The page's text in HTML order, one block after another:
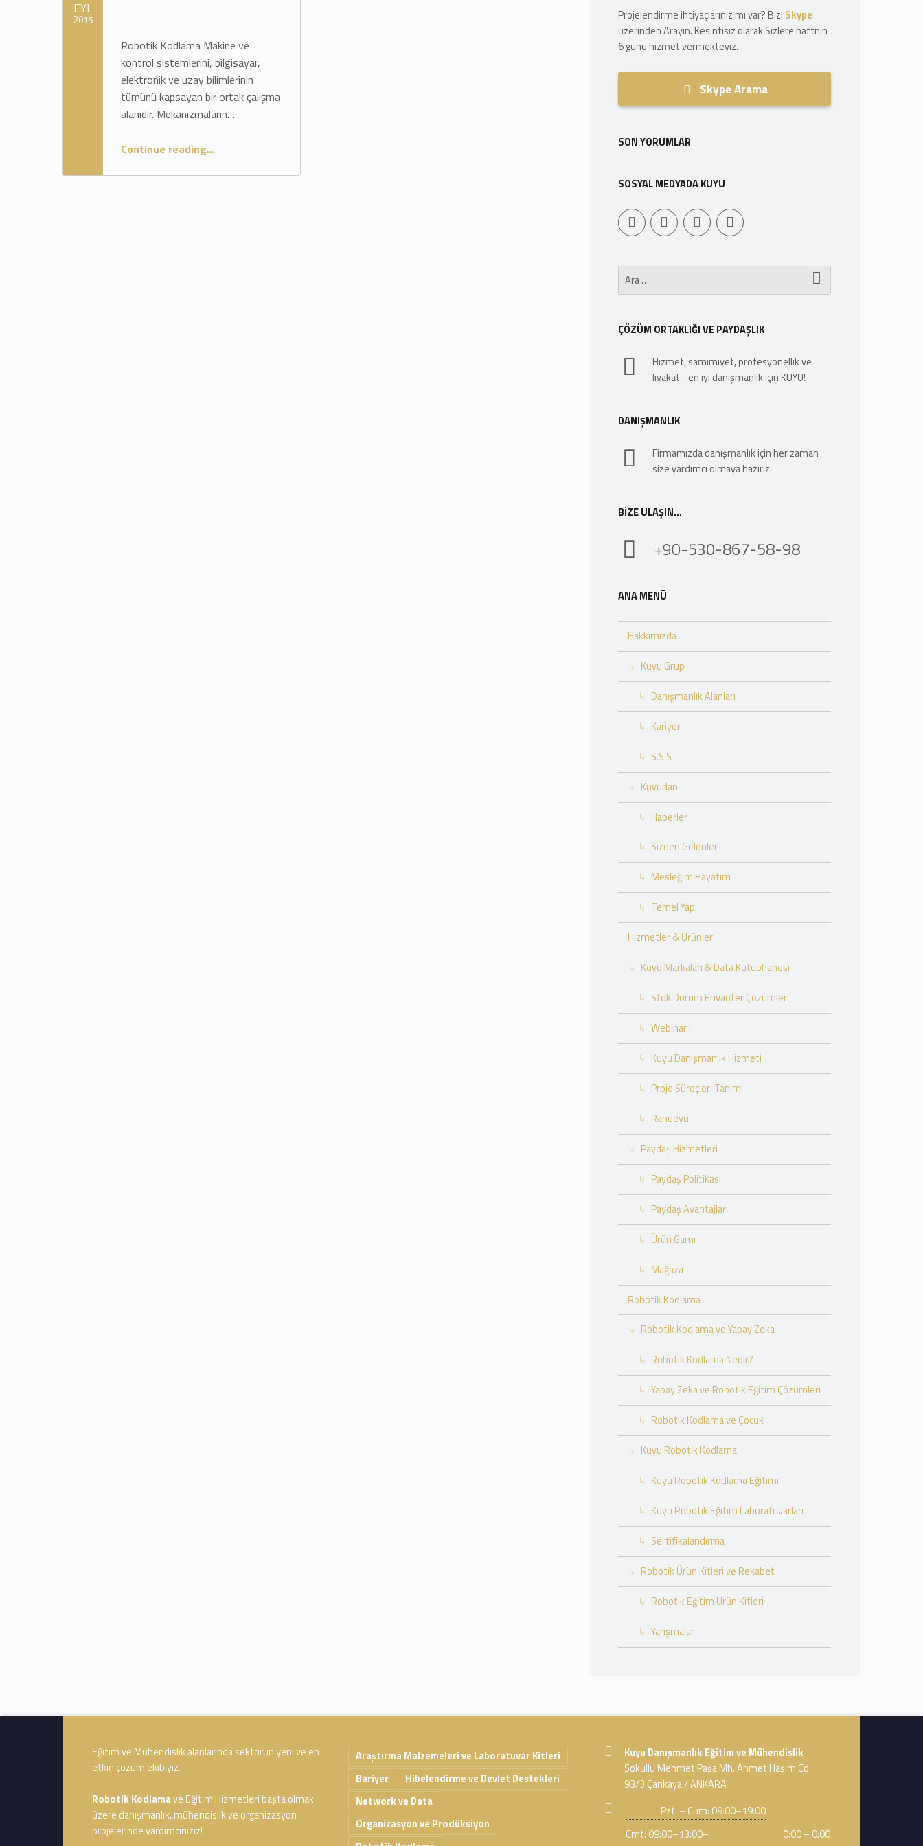
:
Robotik Kodlama Makine ve
kontrol sistemlerini, bilgisayar,
elektronik ve uzay bilimlerinin
tümünü kapsayan bir ortak çalışma
alanıdır. Mekanizmaların…
Continue reading…
EYL
2015 Projelendirme ihtiyaçlarınız mı var? Bizi Skype
üzerinden Arayın. Kesintisiz olarak Sizlere haftnın
6 günü hizmet vermekteyiz.
Skype Arama
SON YORUMLAR
SOSYAL MEDYADA KUYU
WebMan on Facebook
YoutubeWebMan DesignSepet
Arama:
ÇÖZÜM ORTAKLIĞI VE PAYDAŞLIK
Hizmet, samimiyet, profesyonellik ve
liyakat - en iyi danışmanlık için KUYU!
DANIŞMANLIK
Firmamızda danışmanlık için her zaman
size yardımcı olmaya hazırız.
BIZE ULAŞIN…
+90-530-867-58-98
ANA MENÜ
Hakkımızda
Kuyu Grup
Danışmanlık Alanları
Kariyer
S.S.S
Kuyudan
Haberler
Sizden Gelenler
Mesleğim Hayatım
Temel Yapı
Hizmetler & Ürünler
Kuyu Markaları & Data Kütüphanesi
Stok Durum Envanter Çözümleri
Webinar+
Kuyu Danışmanlık Hizmeti
Proje Süreçleri Tanımı
Randevu
Paydaş Hizmetleri
Paydaş Politikası
Paydaş Avantajları
Ürün Gamı
Mağaza
Robotik Kodlama
Robotik Kodlama ve Yapay Zeka
Robotik Kodlama Nedir?
Yapay Zeka ve Robotik Eğitim Çözümleri
Robotik Kodlama ve Çocuk
Kuyu Robotik Kodlama
Kuyu Robotik Kodlama Eğitimi
Kuyu Robotik Eğitim Laboratuvarları
Sertifikalandırma
Robotik Ürün Kitleri ve Rekabet
Robotik Eğitim Ürün Kitleri
Yarışmalar
Footer info sidebar
Eğitim ve Mühendislik alanlarında sektörün yeni ve en
etkin çözüm ekibiyiz.
Robotik Kodlamave Eğitim Hizmetleri başta olmak
üzere danışmanlık, mühendislik ve organizasyon
projelerinde yardımcınızız!
Araştırma Malzemeleri ve Laboratuvar Kitleri
Bariyer
Hibelendirme ve Devlet Destekleri
Network ve Data
Organizasyon ve Prodüksiyon
Address:
Kuyu Danışmanlık Eğitim ve Mühendislik
Sokullu Mehmet Paşa Mh. Ahmet Haşim Cd.
93/3 Çankaya / ANKARA
Pzt. – Cum: 09:00–19:00
Cmt: 09:00–13:00–
0:00 – 0:00